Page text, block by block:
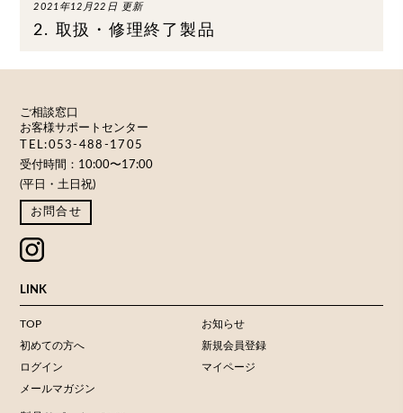
2021年12月22日 更新
2. 取扱・修理終了製品
ご相談窓口
お客様サポートセンター
TEL:053-488-1705
受付時間：10:00〜17:00
(平日・土日祝)
お問合せ
LINK
TOP
お知らせ
初めての方へ
新規会員登録
ログイン
マイページ
メールマガジン